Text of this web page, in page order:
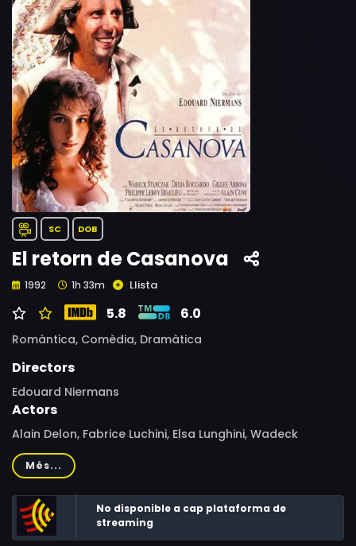
SC DOB
El retorn de Casanova
1992 1h 33m Llista
5.8 6.0
Romàntica, Comèdia, Dramàtica
Directors
Edouard Niermans
Actors
Alain Delon, Fabrice Luchini, Elsa Lunghini, Wadeck
Stanczak, Delia Boccardo, Gilles Arbona, Violetta
Sanchez, Jacques Boudet, Philippe Leroy, Alain Cuny,
Yveline Ailhaud, Sarah Bertrand, Sandrine Blancke, Sophie
Bouilloux, Michel Francini, Isabelle Gruault, Mathias Jung,
Gil Lagay, Philippe Lehembre, Samuel Olivier, Rebecca
Més...
No disponible a cap plataforma de
streaming